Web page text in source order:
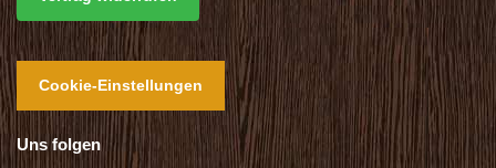
Cookie-Einstellungen
Uns folgen